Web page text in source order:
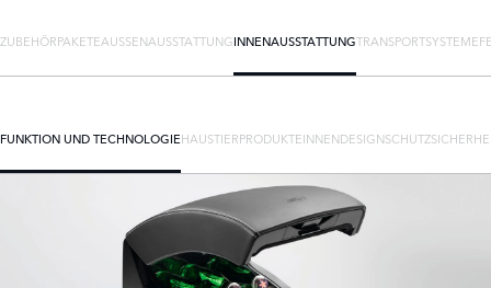
ZUBEHÖRPAKETEAUSSENAUSSTATTUNG INNENAUSSTATTUNGTRANSPORTSYSTEME
FUNKTION UND TECHNOLOGIEHAUSTIERPRODUKTEINNENDESIGNSCHUTZ